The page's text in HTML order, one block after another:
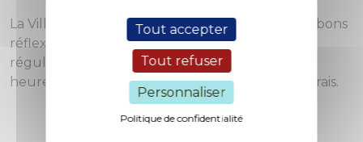
Tout accepter
Tout refuser
Personnaliser
Politique de confidentialité
La Ville de Metz invite les usagers à adopter les bons
réflexes en période de canicule : s’hydrater
régulièrement, éviter les efforts physiques aux
heures les plus chaudes et privilégier les lieux frais.